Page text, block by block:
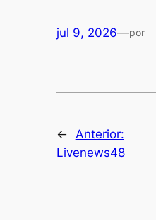
jul 9, 2026—por
←
Anterior:
Livenews48